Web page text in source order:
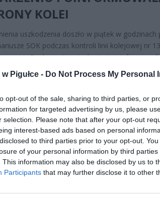
Pigułce - Do Not Process My Personal
opt-out of the sale, sharing to third parties, or
for targeted advertising by us, please
selection. Please note that after your opt-out
interest-based ads based on personal
to third parties prior to your opt-out.
of your personal information by third parties
This information may also be disclosed by us to
Participants that may further disclose it to other
KOLEI
uszkodzenia doszło w piątek w godzinach
SOK podczas kontroli linii kolejowej nr
szyny. O zdarzeniu natychmiast
ad